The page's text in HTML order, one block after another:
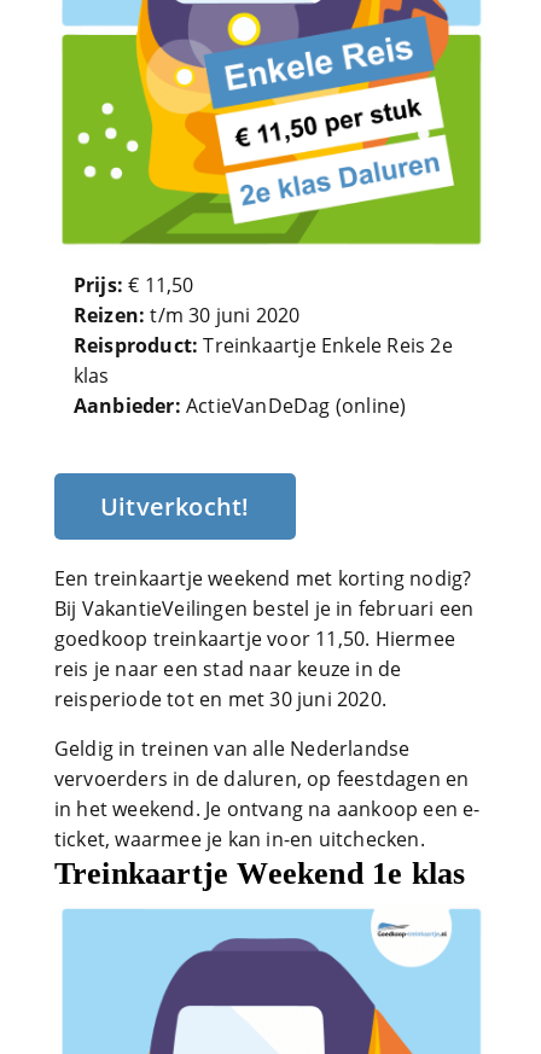
Prijs: € 11,50
Reizen: t/m 30 juni 2020
Reisproduct: Treinkaartje Enkele Reis 2e
klas
Aanbieder: ActieVanDeDag (online)
Uitverkocht!
Een treinkaartje weekend met korting nodig?
Bij VakantieVeilingen bestel je in februari een
goedkoop treinkaartje voor 11,50. Hiermee
reis je naar een stad naar keuze in de
reisperiode tot en met 30 juni 2020.
Geldig in treinen van alle Nederlandse
vervoerders in de daluren, op feestdagen en
in het weekend. Je ontvang na aankoop een e-
ticket, waarmee je kan in-en uitchecken.
Treinkaartje Weekend 1e klas